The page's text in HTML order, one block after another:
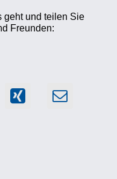
geht und teilen Sie
Freunden: